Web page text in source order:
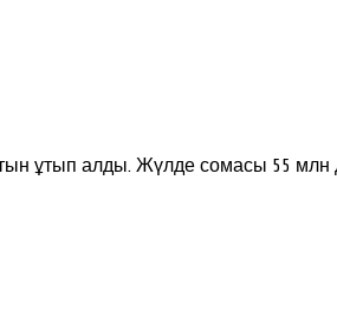
ұтып алды. Жүлде сомасы 55